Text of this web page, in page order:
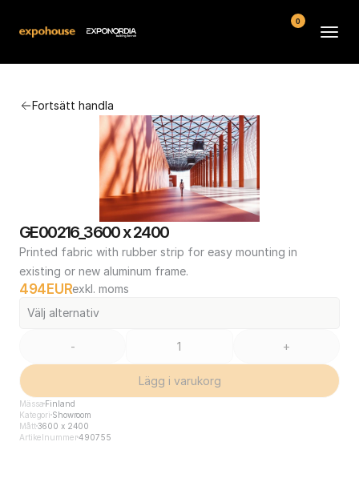
Fortsätt handla
GE00216_3600 x 2400
Printed fabric with rubber strip for easy mounting in
existing or new aluminum frame.
494 EURexkl. moms
Välj alternativ
- +
Lägg i varukorg
Mässa Finland
Kategori Showroom
Mått3600 x 2400
Artikelnummer490755
Kontakt
Köpvillkor
0